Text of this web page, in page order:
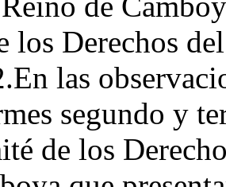
los Derechos
las
segundo y
de los